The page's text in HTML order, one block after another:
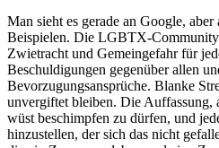
Man sieht es gerade an Google,
Beispielen. Die LGBTX-Community
Zwietracht und Gemeingefahr für
Beschuldigungen gegenüber allen
Bevorzugungsansprüche. Blanke
unvergiftet bleiben. Die Auffassung,
wüst beschimpfen zu dürfen, und
hinzustellen, der sich das nicht